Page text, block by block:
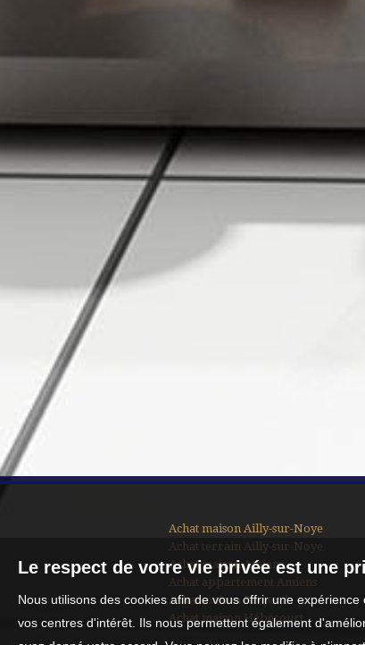
Achat maison Ailly-sur-Noye
Achat terrain Ailly-sur-Noye
Achat maison Amiens
Achat appartement Amiens
Achat maison Breteuil
Achat maison Hébécourt
Le respect de votre vie privée est une
Nous utilisons des cookies afin de vous offrir une
vos centres d'intérêt. Ils nous permettent également